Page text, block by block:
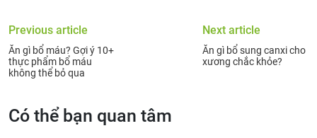
Previous article
Ăn gì bổ máu? Gợi ý 10+
thực phẩm bổ máu
không thể bỏ qua
Next article
Ăn gì bổ sung canxi cho
xương chắc khỏe?
Có thể bạn quan tâm